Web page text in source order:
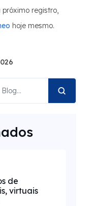
registro,
hoje mesmo.
de
virtuais